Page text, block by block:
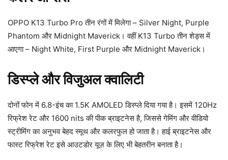
OPPO K13 Turbo Pro तीन रंगों में मिलेगा – Silver Night, Purple
Phantom और Midnight Maverick। वहीं K13 Turbo तीन शेड्स में
आएगा – Night White, First Purple और Midnight Maverick।
डिस्प्ले और विजुअल क्वालिटी
दोनों फोन में 6.8-इंच का 1.5K AMOLED डिस्प्ले दिया गया है। इसमें 120Hz
रिफ्रेश रेट और 1600 nits की पीक ब्राइटनेस है, जिससे गेमिंग और वीडियो
स्ट्रीमिंग का अनुभव बेहद स्मूथ और कलरफुल हो जाता है। हाई ब्राइटनेस और
फास्ट रिफ्रेश रेट इसे आउटडोर यूज़ के लिए भी बेहतरीन बनाता है।